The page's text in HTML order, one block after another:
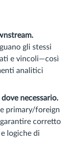
gli stessi
e vincoli—così
analitici
necessario.
primary/foreign
corretto
logiche di